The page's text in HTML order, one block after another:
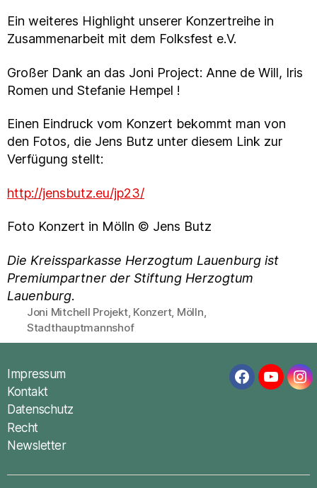
Ein weiteres Highlight unserer Konzertreihe in
Zusammenarbeit mit dem Folksfest e.V.
Großer Dank an das Joni Project: Anne de Will, Iris
Romen und Stefanie Hempel !
Einen Eindruck vom Konzert bekommt man von
den Fotos, die Jens Butz unter diesem Link zur
Verfügung stellt:
http://jensbutz.eu/jp23/
Foto Konzert in Mölln © Jens Butz
Die Kreissparkasse Herzogtum Lauenburg ist
Premiumpartner der Stiftung Herzogtum
Lauenburg.
Schlagwörter
Joni Mitchell Projekt, Konzert, Mölln
Stadthauptmannshof
Impressum
Kontakt
Datenschutz
Recht
Newsletter
Facebook